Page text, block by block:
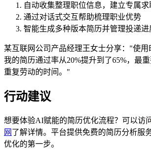
自动收集整理职位信息，建立专属
通过对话式交互帮助梳理职业优势
智能生成多种版本简历并管理投递进
某互联网公司产品经理王女士分享："使用
我的简历通过率从20%提升到了65%，最
重复劳动的时间。"
行动建议
想要体验AI赋能的简历优化流程？可以访
网 了解详情。平台提供免费的简历分析服
优化的第一步。